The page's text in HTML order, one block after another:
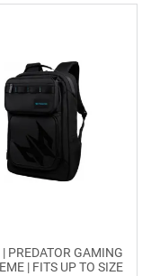
| PREDATOR GAMING
| FITS UP TO SIZE